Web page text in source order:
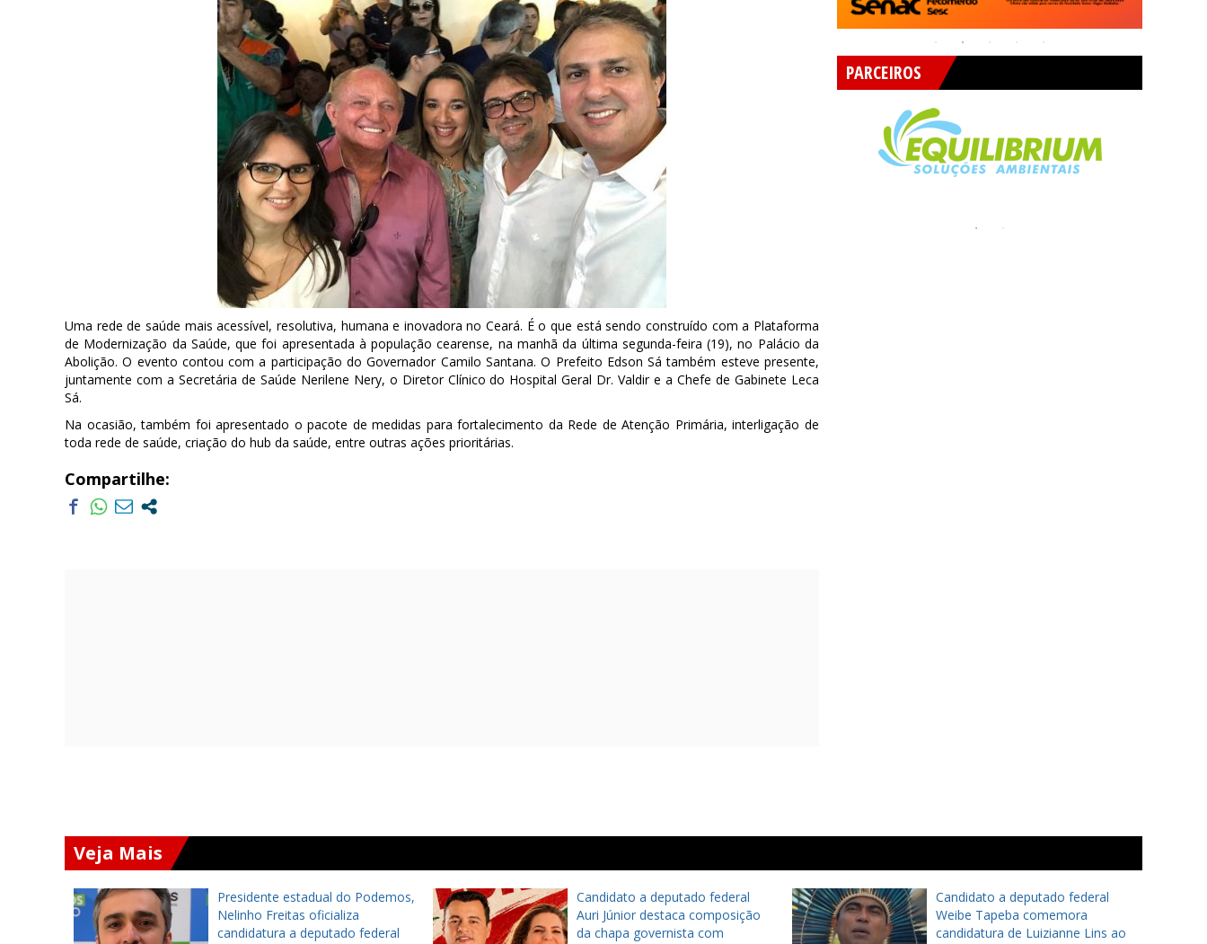
Uma rede de saúde mais acessível, resolutiva, humana e inovadora no Ceará. É o que está sendo construído com a Plataforma
de Modernização da Saúde, que foi apresentada à população cearense, na manhã da última segunda-feira (19), no Palácio da
Abolição. O evento contou com a participação do Governador Camilo Santana. O Prefeito Edson Sá também esteve presente,
juntamente com a Secretária de Saúde Nerilene Nery, o Diretor Clínico do Hospital Geral Dr. Valdir e a Chefe de Gabinete Leca
Sá.
Na ocasião, também foi apresentado o pacote de medidas para fortalecimento da Rede de Atenção Primária, interligação de
toda rede de saúde, criação do hub da saúde, entre outras ações prioritárias.
Compartilhe:
PARCEIROS
Veja Mais
Presidente estadual do Podemos,
Nelinho Freitas oficializa
candidatura a deputado federal
Candidato a deputado federal
Auri Júnior destaca composição
da chapa governista com
Candidato a deputado federal
Weibe Tapeba comemora
candidatura de Luizianne Lins ao